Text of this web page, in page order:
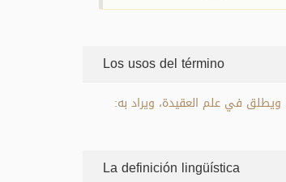
Los usos del término
ويطلق في علم العقيدة، ويراد به:
La definición lingüística